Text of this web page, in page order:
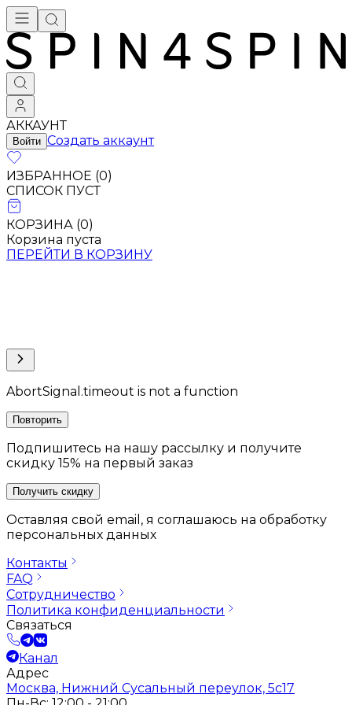
АККАУНТ
Войти Создать аккаунт
ИЗБРАННОЕ (0)
СПИСОК ПУСТ
КОРЗИНА (0)
Корзина пуста
ПЕРЕЙТИ В КОРЗИНУ
AbortSignal.timeout is not a function
Повторить
Подпишитесь на нашу рассылку и получите
скидку 15% на первый заказ
Получить скидку
Оставляя свой email, я соглашаюсь на обработку
персональных данных
Контакты
FAQ
Сотрудничество
Политика конфиденциальности
Связаться
Канал
Адрес
Москва, Нижний Сусальный переулок, 5с17